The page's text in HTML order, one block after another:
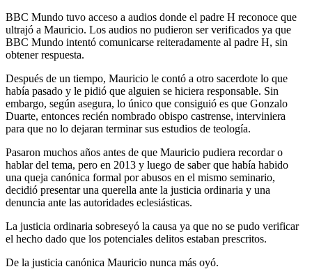
BBC Mundo tuvo acceso a audios donde el padre H reconoce que
ultrajó a Mauricio. Los audios no pudieron ser verificados ya que
BBC Mundo intentó comunicarse reiteradamente al padre H, sin
obtener respuesta.
Después de un tiempo, Mauricio le contó a otro sacerdote lo que
había pasado y le pidió que alguien se hiciera responsable. Sin
embargo, según asegura, lo único que consiguió es que Gonzalo
Duarte, entonces recién nombrado obispo castrense, interviniera
para que no lo dejaran terminar sus estudios de teología.
Pasaron muchos años antes de que Mauricio pudiera recordar o
hablar del tema, pero en 2013 y luego de saber que había habido
una queja canónica formal por abusos en el mismo seminario,
decidió presentar una querella ante la justicia ordinaria y una
denuncia ante las autoridades eclesiásticas.
La justicia ordinaria sobreseyó la causa ya que no se pudo verificar
el hecho dado que los potenciales delitos estaban prescritos.
De la justicia canónica Mauricio nunca más oyó.